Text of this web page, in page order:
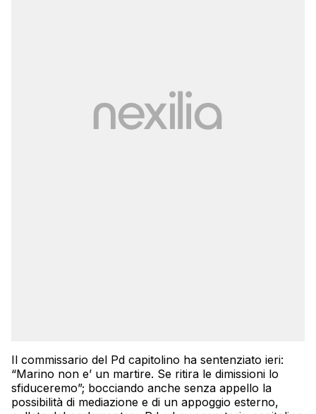
Il commissario del Pd capitolino ha sentenziato ieri:
“Marino non e’ un martire. Se ritira le dimissioni lo
sfiduceremo”; bocciando anche senza appello la
possibilità di mediazione e di un appoggio esterno,